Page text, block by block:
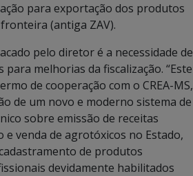
para exportação dos produtos
(antiga ZAV).
pelo diretor é a necessidade de
melhorias da fiscalização. “Este
de cooperação com o CREA-MS,
de um novo e moderno sistema de
sobre emissão de receitas
e venda de agrotóxicos no Estado,
de produtos
devidamente habilitados